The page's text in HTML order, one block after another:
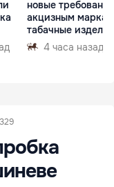
новые
акцизным
табачные изделия
4 часа назад